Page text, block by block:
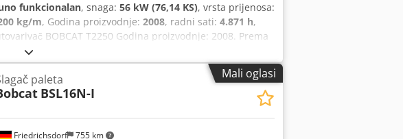
funkcionalan, snaga: 56 kW (76,14 KS), vrsta prijenosa:
kg/m, Godina proizvodnje: 2008, radni sati: 4.871 h,
BOBCAT T2250 Godina proizvodnje: 2008. Prema
podizanja: 5 metara Snaga: 56 kW 2 stupnja hidrostatike
vilicu - mehanički brzi sustav za izmjenu priključaka
kotača - 3 načina upravljanja - upravljanje pomoću
- sustav osvjetljenja sa žmigavcima - odmah
odobrenje za cestovnu upotrebu (Nizozemska) Prodajna
Crodpfx Akjzr En Ie Ejf Uz doplatu, moguće i s
Mali oglasi
Friedrichsdorf 755 km
paleta
BSL16N-I